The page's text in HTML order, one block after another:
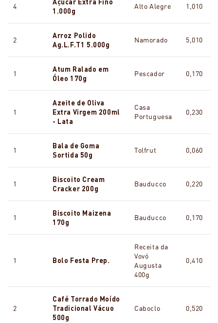
4
Açúcar Extra Fino
1.000g
Alto Alegre 1,010
2
Arroz Polido
Ag.L.F.T1 5.000g
Namorado 5,010
1
Atum Ralado em
Óleo 170g
Pescador 0,170
1
Azeite de Oliva
Extra Virgem 200ml
- Lata
Casa
Portuguesa
0,230
1
Bala de Goma
Sortida 50g
Tolfrut 0,060
1
Biscoito Cream
Cracker 200g
Bauducco 0,220
1
Biscoito Maizena
170g
Bauducco 0,170
1 Bolo Festa Prep.
Receita da
Vovó
Augusta
400g
0,410
2
Café Torrado Moído
Tradicional Vácuo
500g
Caboclo 0,520